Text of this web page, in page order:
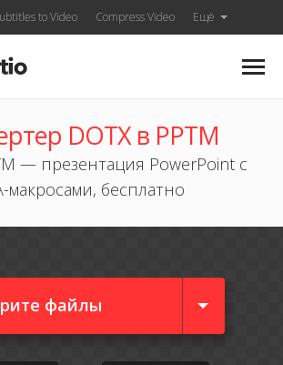
to Video Compress Video Ещё
DOTX в PPTM
— презентация PowerPoint с
макросами, бесплатно
файлы